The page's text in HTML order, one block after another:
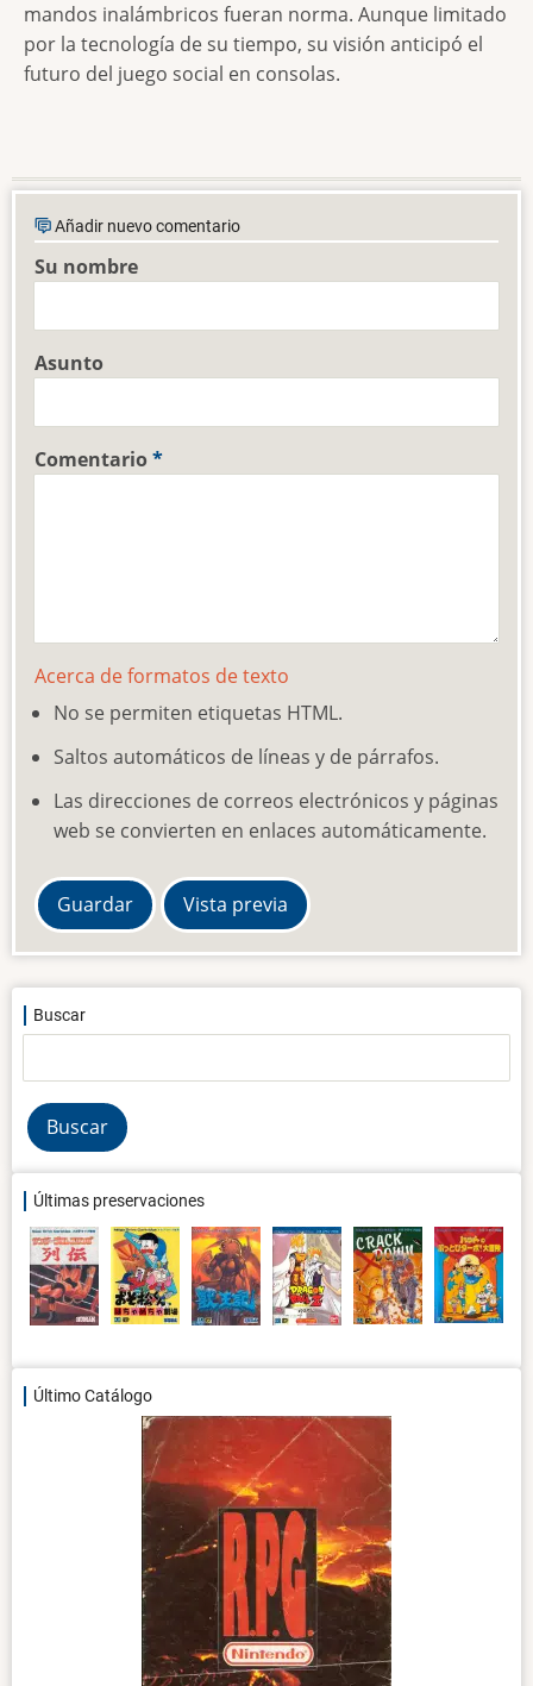
mandos inalámbricos fueran norma. Aunque limitado
por la tecnología de su tiempo, su visión anticipó el
futuro del juego social en consolas.
Añadir nuevo comentario
Su nombre
Asunto
Comentario
Acerca de formatos de texto
No se permiten etiquetas HTML.
Saltos automáticos de líneas y de párrafos.
Las direcciones de correos electrónicos y páginas
web se convierten en enlaces automáticamente.
Buscar
Últimas preservaciones
Último Catálogo